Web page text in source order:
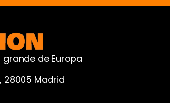
de Europa
28005 Madrid